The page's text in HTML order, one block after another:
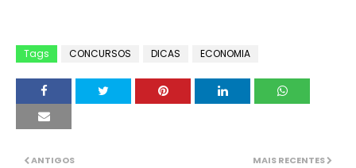
Tags CONCURSOS DICAS ECONOMIA
MAIS RECENTES
ANTIGOS